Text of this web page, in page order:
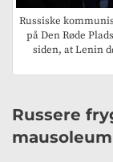
Russiske
på Den Røde
siden, at Lenin
Russere